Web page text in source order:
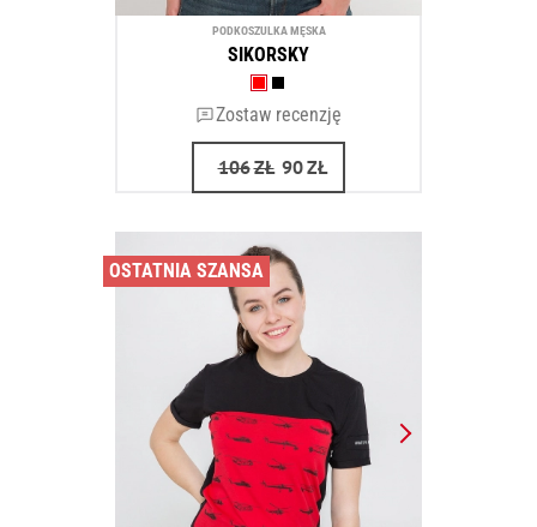
PODKOSZULKA MĘSKA
SIKORSKY
Zostaw recenzję
106ZŁ 90ZŁ
OSTATNIA SZANSA